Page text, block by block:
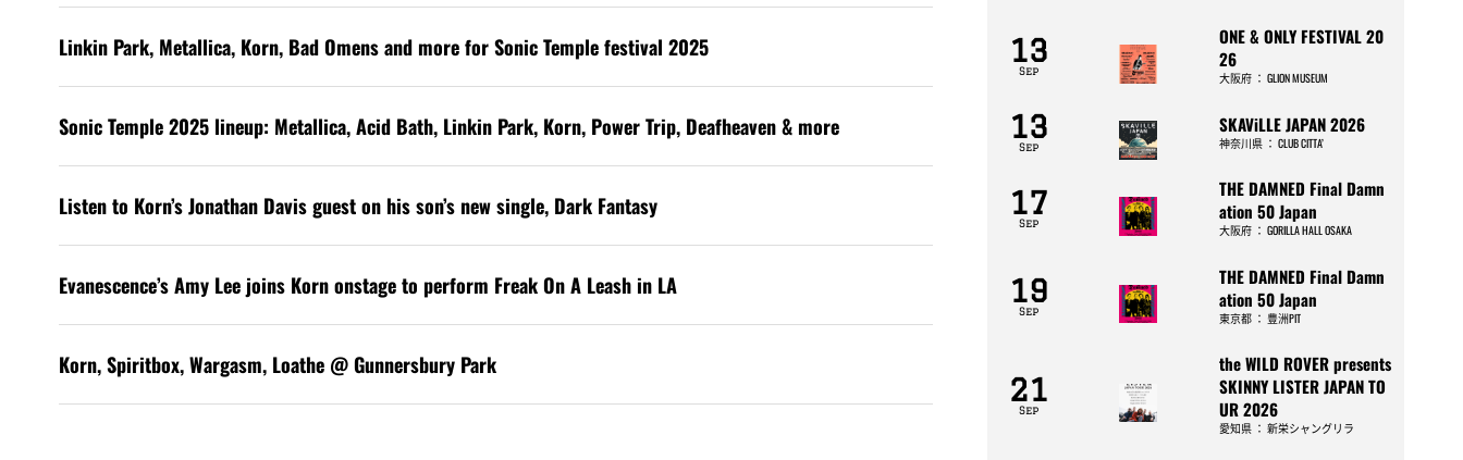
Linkin Park, Metallica, Korn, Bad Omens and more for Sonic Temple festival 2025
Sonic Temple 2025 lineup: Metallica, Acid Bath, Linkin Park, Korn, Power Trip, Deafheaven & more
Listen to Korn’s Jonathan Davis guest on his son’s new single, Dark Fantasy
Evanescence’s Amy Lee joins Korn onstage to perform Freak On A Leash in LA
Korn, Spiritbox, Wargasm, Loathe @ Gunnersbury Park
13
Sep
ONE & ONLY FESTIVAL 20
26
大阪府： GLION MUSEUM
13
Sep
SKAViLLE JAPAN 2026
神奈川県： CLUB CITTA’
17
Sep
THE DAMNED Final Damn
ation 50 Japan
大阪府： GORILLA HALL OSAKA
19
Sep
THE DAMNED Final Damn
ation 50 Japan
東京都： 豊洲PIT
21
Sep
the WILD ROVER presents
SKINNY LISTER JAPAN TO
UR 2026
愛知県： 新栄シャングリラ